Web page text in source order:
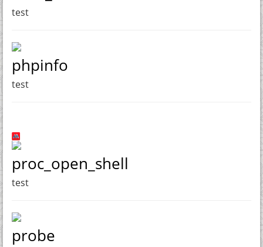
test
phpinfo
test
proc_open_shell
test
probe